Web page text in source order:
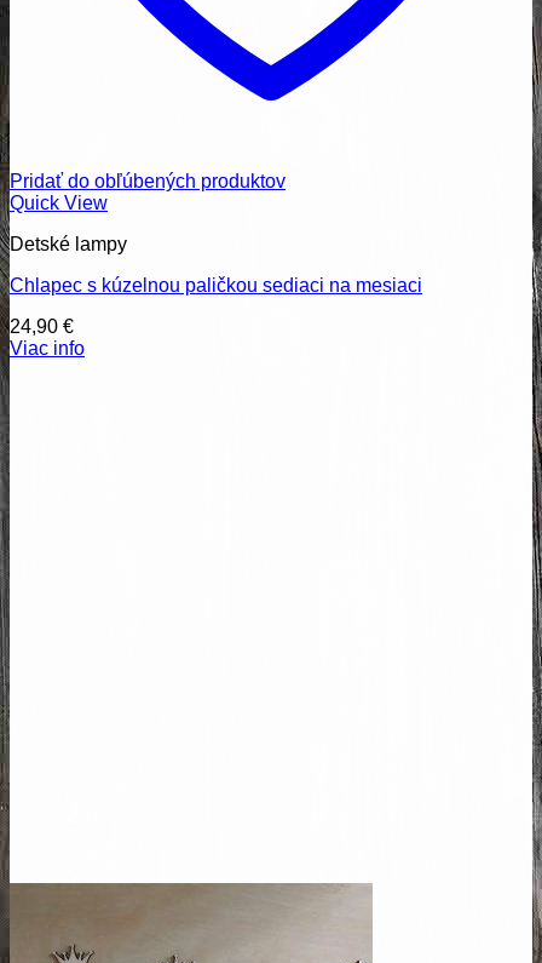
Pridať do obľúbených produktov
Quick View
Detské lampy
Chlapec s kúzelnou paličkou sediaci na mesiaci
24,90 €
Viac info